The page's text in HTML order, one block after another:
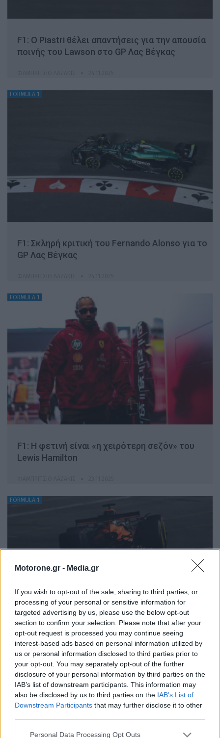
Motorone.gr - Media.gr
If you wish to opt-out of the sale, sharing to third parties, or
processing of your personal or sensitive information for
targeted advertising by us, please use the below opt-out
section to confirm your selection. Please note that after your
opt-out request is processed you may continue seeing
interest-based ads based on personal information utilized by
us or personal information disclosed to third parties prior to
your opt-out. You may separately opt-out of the further
disclosure of your personal information by third parties on the
IAB’s list of downstream participants. This information may
also be disclosed by us to third parties on the IAB’s List of
Downstream Participants that may further disclose it to other
Personal Data Processing Opt Outs
F1: O Piastri θέλει απαντήσεις για την απουσία
ποινής του Lawson στο GP Λας Βέγκας
FORMULA 1
F1: Σκληρή κριτική του Fernando Alonso για το
GP Λας Βέγκας
FORMULA 1
F1: H φετινή είναι «η χειρότερη σεζόν» του
Lewis Hamilton
FORMULA 1
F1: H αιτιολόγηση της McLaren για το διπλό
αποκλεισμό από το GP Λας Βέγκας
ΦΑΜΠΡΊΤΣΙΟ ΛΑΖΆΚΙΣ 23.11.2025
ΠΑΛΑΙΌΤΕΡΑ ΆΡΘΡΑ